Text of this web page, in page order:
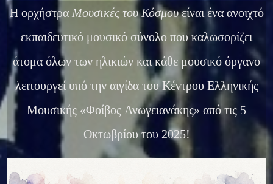
Η ορχήστραΜουσικές του Κόσμουείναι ένα ανοιχτό
εκπαιδευτικό μουσικό σύνολο που καλωσορίζει
άτομα όλων των ηλικιών και κάθε μουσικό όργανο
λειτουργεί υπό την αιγίδα του Κέντρου Ελληνικής
Μουσικής «Φοίβος Ανωγειανάκης» από τις 5
Οκτωβρίου του 2025!